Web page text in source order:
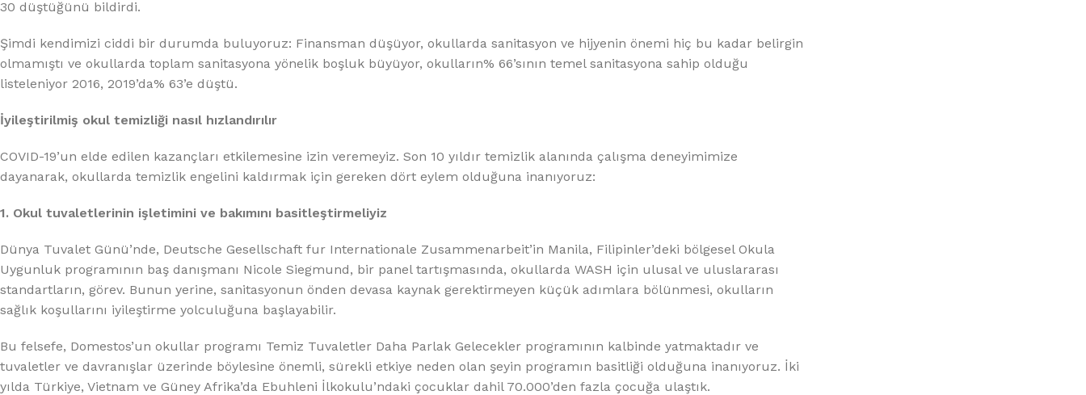
30 düştüğünü bildirdi.
Şimdi kendimizi ciddi bir durumda buluyoruz: Finansman düşüyor, okullarda sanitasyon ve hijyenin önemi hiç bu kadar belirgin
olmamıştı ve okullarda toplam sanitasyona yönelik boşluk büyüyor, okulların% 66’sının temel sanitasyona sahip olduğu
listeleniyor 2016, 2019’da% 63’e düştü.
İyileştirilmiş okul temizliği nasıl hızlandırılır
COVID-19’un elde edilen kazançları etkilemesine izin veremeyiz. Son 10 yıldır temizlik alanında çalışma deneyimimize
dayanarak, okullarda temizlik engelini kaldırmak için gereken dört eylem olduğuna inanıyoruz:
1. Okul tuvaletlerinin işletimini ve bakımını basitleştirmeliyiz
Dünya Tuvalet Günü’nde, Deutsche Gesellschaft fur Internationale Zusammenarbeit’in Manila, Filipinler’deki bölgesel Okula
Uygunluk programının baş danışmanı Nicole Siegmund, bir panel tartışmasında, okullarda WASH için ulusal ve uluslararası
standartların, görev. Bunun yerine, sanitasyonun önden devasa kaynak gerektirmeyen küçük adımlara bölünmesi, okulların
sağlık koşullarını iyileştirme yolculuğuna başlayabilir.
Bu felsefe, Domestos’un okullar programı Temiz Tuvaletler Daha Parlak Gelecekler programının kalbinde yatmaktadır ve
tuvaletler ve davranışlar üzerinde böylesine önemli, sürekli etkiye neden olan şeyin programın basitliği olduğuna inanıyoruz. İki
yılda Türkiye, Vietnam ve Güney Afrika’da Ebuhleni İlkokulu’ndaki çocuklar dahil 70.000’den fazla çocuğa ulaştık.